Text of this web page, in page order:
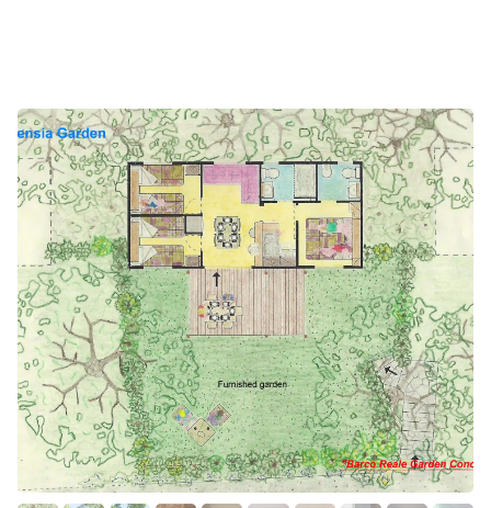
affacciano sul grande giardino, realizzato secondo l’idea
del “Barco Reale Concept”: il giardino si fonde con lo
spazio interno, poiché l’ingresso dell’alloggio è allo
stesso livello del terreno esterno. Grazie a comode
sedute, spazi ombreggiati e una doccia esterna è
possibile vivere una vacanza immersi nella natura. La
Tenda Baby accoglie due ospiti compresi nel prezzo e
all’occorrenza si trasforma nel perfetto alloggio per i più
piccoli della famiglia.
Camera matrimoniale con letto (190 cm x 150 cm)
con vetrata scorrevole per l'accesso verso l'esterno
1 camera singola con 2 letti (80 cm x 190 cm
2 bagni Easy Clean con lavabo, doccia e WC, di cui 1